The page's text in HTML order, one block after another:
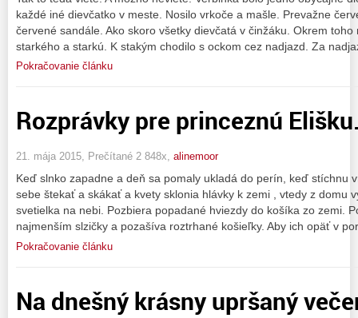
každé iné dievčatko v meste. Nosilo vrkoče a mašle. Prevažne
červené sandále. Ako skoro všetky dievčatá v činžáku. Okrem toho
starkého a starkú. K stakým chodilo s ockom cez nadjazd. Za
Pokračovanie článku
Rozprávky pre princeznú
21. mája 2015, Prečítané 2 848x, alinemoor
Keď slnko zapadne a deň sa pomaly ukladá do perín, keď stíchnu
sebe štekať a skákať a kvety sklonia hlávky k zemi , vtedy z domu
svetielka na nebi. Pozbiera popadané hviezdy do košíka zo zemi.
najmenším slzičky a pozašíva roztrhané košieľky. Aby ich opäť v
Pokračovanie článku
Na dnešný krásny upršaný